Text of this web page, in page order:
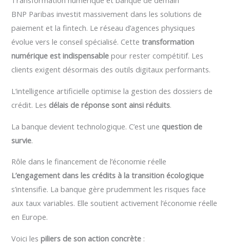
BNP Paribas investit massivement dans les solutions de
paiement et la fintech. Le réseau d’agences physiques
évolue vers le conseil spécialisé. Cettetransformation
numérique est indispensable pour rester compétitif. Les
clients exigent désormais des outils digitaux performants.
L’intelligence artificielle optimise la gestion des dossiers de
crédit. Les délais de réponse sont ainsi réduits.
La banque devient technologique. C’est une question de
survie.
Rôle dans le financement de l’économie réelle
L’engagement dans les crédits à la transition écologique
s’intensifie. La banque gère prudemment les risques face
aux taux variables. Elle soutient activement l’économie réelle
en Europe.
Voici lespiliers de son action concrète :